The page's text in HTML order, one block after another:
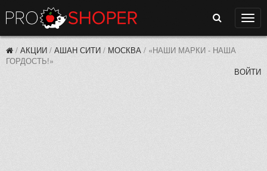
Поиск
/ АКЦИИ / АШАН СИТИ / МОСКВА / «НАШИ МАРКИ - НАША
ГОРДОСТЬ!»
ВОЙТИ